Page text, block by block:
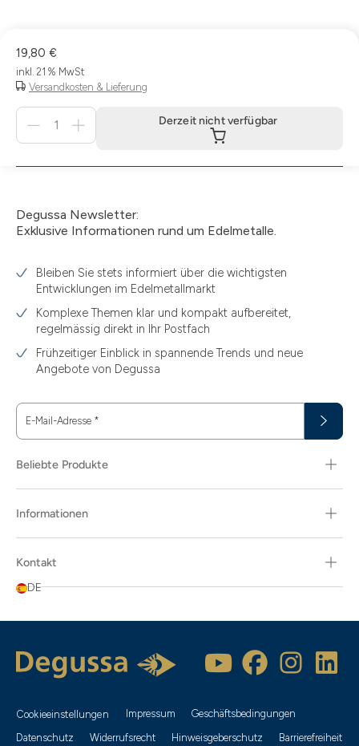
19,80 €
inkl. 21 % MwSt
Versandkosten & Lieferung
Derzeit
verfügbar
Derzeit nicht verfügbar
Degussa Newsletter:
Exklusive Informationen rund um Edelmetalle.
Bleiben Sie stets informiert über die wichtigsten
Entwicklungen im Edelmetallmarkt
Komplexe Themen klar und kompakt aufbereitet,
regelmässig direkt in Ihr Postfach
Frühzeitiger Einblick in spannende Trends und neue
Angebote von Degussa
E-Mail-Adresse *
Beliebte Produkte
Informationen
Kontakt
DE
Cookieeinstellungen Impressum
Geschäftsbedingungen
Datenschutz
Widerrufsrecht Hinweisgeberschutz Barrierefreiheit